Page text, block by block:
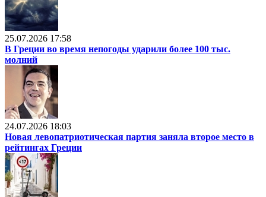
25.07.2026 17:58
В Греции во время непогоды ударили более 100 тыс.
молний
24.07.2026 18:03
Новая левопатриотическая партия заняла второе место в
рейтингах Греции